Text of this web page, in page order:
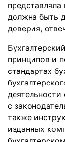
представляла
должна быть
доверия,
принципов и
стандартах
деятельности
с
также
изданных